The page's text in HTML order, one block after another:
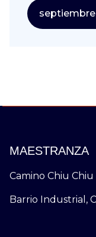
septiembre
MAESTRANZA
Camino Chiu
Barrio Industrial,